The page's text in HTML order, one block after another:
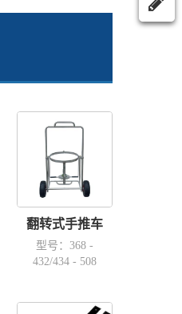
翻转式手推车
型号：368 -
432/434 - 508